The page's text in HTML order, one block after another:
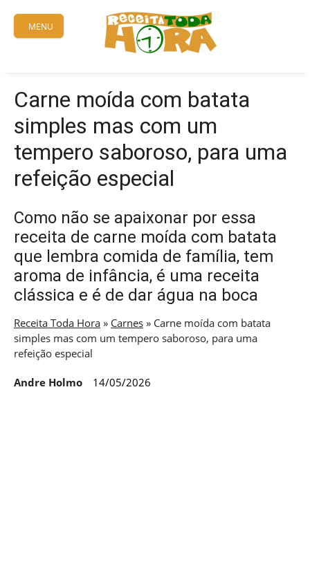
content
MENU
Carne moída com batata
simples mas com um
tempero saboroso, para uma
refeição especial
Como não se apaixonar por essa
receita de carne moída com batata
que lembra comida de família, tem
aroma de infância, é uma receita
clássica e é de dar água na boca
Receita Toda Hora » Carnes » Carne moída com batata
simples mas com um tempero saboroso, para uma
refeição especial
Andre Holmo 14/05/2026